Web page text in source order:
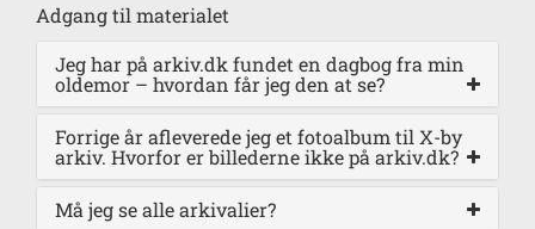
Adgang til materialet
Jeg har på arkiv.dk fundet en dagbog fra min
oldemor – hvordan får jeg den at se?
Forrige år afleverede jeg et fotoalbum til X-by
arkiv. Hvorfor er billederne ikke på arkiv.dk?
Må jeg se alle arkivalier?